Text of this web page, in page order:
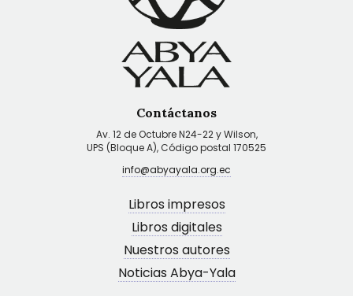
Contáctanos
Av. 12 de Octubre N24-22 y Wilson,
UPS (Bloque A), Código postal 170525
info@abyayala.org.ec
Libros impresos
Libros digitales
Nuestros autores
Noticias Abya-Yala